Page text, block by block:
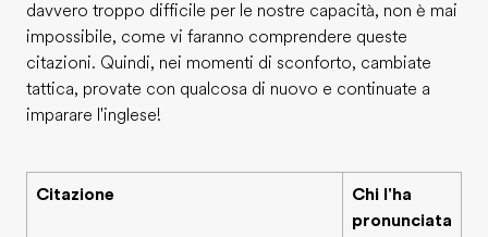
Carriera
Lavora con noi
davvero troppo difficile per le nostre capacità, non è mai
impossibile, come vi faranno comprendere queste
citazioni. Quindi, nei momenti di sconforto, cambiate
tattica, provate con qualcosa di nuovo e continuate a
imparare l'inglese!
Citazione
Chi l'ha
pronunciata